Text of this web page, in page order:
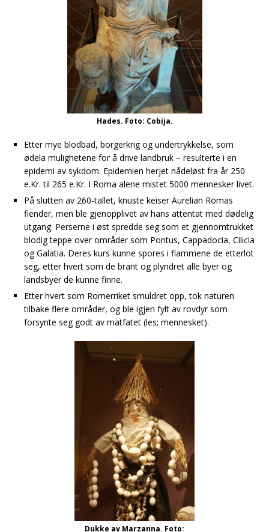
Hades. Foto: Cobija.
Etter mye blodbad, borgerkrig og undertrykkelse, som
ødela mulighetene for å drive landbruk – resulterte i en
epidemi av sykdom. Epidemien herjet nådeløst fra år 250
e.Kr. til 265 e.Kr. I Roma alene mistet 5000 mennesker livet.
På slutten av 260-tallet, knuste keiser Aurelian Romas
fiender, men ble gjenopplivet av hans attentat med dødelig
utgang. Perserne i øst spredde seg som et gjennomtrukket
blodig teppe over områder som Pontus, Cappadocia, Cilicia
og Galatia. Deres kurs kunne spores i flammene de etterlot
seg, etter hvert som de brant og plyndret alle byer og
landsbyer de kunne finne.
Etter hvert som Romerriket smuldret opp, tok naturen
tilbake flere områder, og ble igjen fylt av rovdyr som
forsynte seg godt av matfatet (les; mennesket).
Dukke av Marzanna. Foto: